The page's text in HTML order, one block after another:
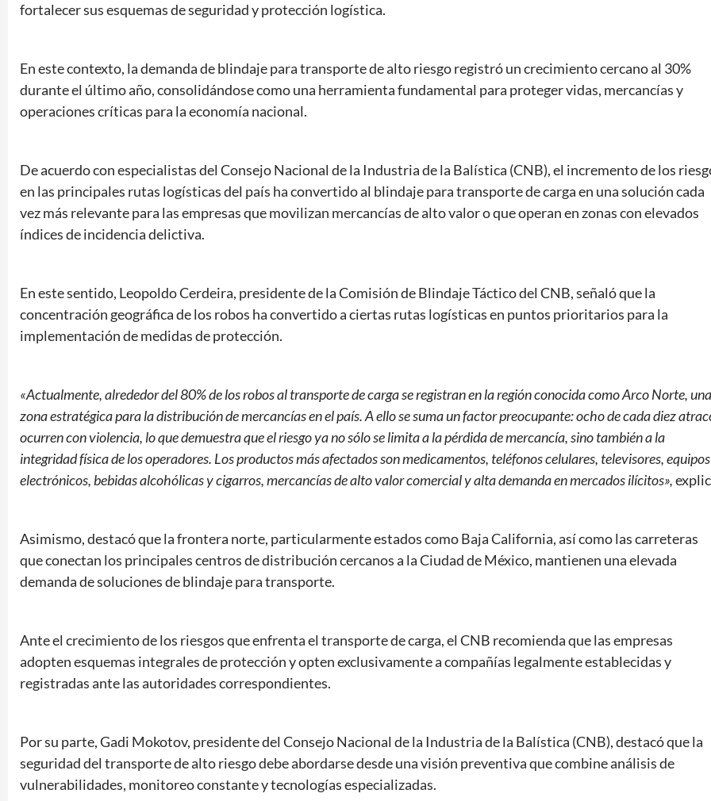
fortalecer sus esquemas de seguridad y protección logística.
En este contexto, la demanda de blindaje para transporte de alto riesgo registró un crecimiento cercano al 30%
durante el último año, consolidándose como una herramienta fundamental para proteger vidas, mercancías y
operaciones críticas para la economía nacional.
De acuerdo con especialistas del Consejo Nacional de la Industria de la Balística (CNB), el incremento de los
en las principales rutas logísticas del país ha convertido al blindaje para transporte de carga en una solución cada
vez más relevante para las empresas que movilizan mercancías de alto valor o que operan en zonas con elevados
índices de incidencia delictiva.
En este sentido, Leopoldo Cerdeira, presidente de la Comisión de Blindaje Táctico del CNB, señaló que la
concentración geográfica de los robos ha convertido a ciertas rutas logísticas en puntos prioritarios para la
implementación de medidas de protección.
«Actualmente, alrededor del 80% de los robos al transporte de carga se registran en la región conocida como Arco Norte, una
zona estratégica para la distribución de mercancías en el país. A ello se suma un factor preocupante: ocho de cada diez
ocurren con violencia, lo que demuestra que el riesgo ya no sólo se limita a la pérdida de mercancía, sino también a la
integridad física de los operadores. Los productos más afectados son medicamentos, teléfonos celulares, televisores, equipos
electrónicos, bebidas alcohólicas y cigarros, mercancías de alto valor comercial y alta demanda en mercados ilícitos»,
Asimismo, destacó que la frontera norte, particularmente estados como Baja California, así como las carreteras
que conectan los principales centros de distribución cercanos a la Ciudad de México, mantienen una elevada
demanda de soluciones de blindaje para transporte.
Ante el crecimiento de los riesgos que enfrenta el transporte de carga, el CNB recomienda que las empresas
adopten esquemas integrales de protección y opten exclusivamente a compañías legalmente establecidas y
registradas ante las autoridades correspondientes.
Por su parte, Gadi Mokotov, presidente del Consejo Nacional de la Industria de la Balística (CNB), destacó que la
seguridad del transporte de alto riesgo debe abordarse desde una visión preventiva que combine análisis de
vulnerabilidades, monitoreo constante y tecnologías especializadas.